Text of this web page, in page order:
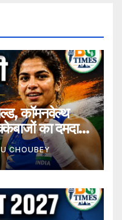
कॉमनवेल्थ
का दमदार
CHOUBEY